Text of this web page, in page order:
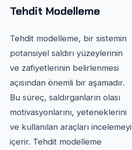
Tehdit Modelleme
Tehdit modelleme, bir sistemin
potansiyel saldırı yüzeylerinin
ve zafiyetlerinin belirlenmesi
açısından önemli bir aşamadır.
Bu süreç, saldırganların olası
motivasyonlarını, yeteneklerini
ve kullanılan araçları incelemeyi
içerir. Tehdit modelleme